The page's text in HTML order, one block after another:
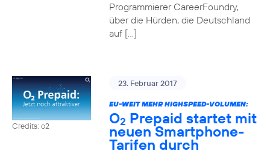
Programmierer CareerFoundry,
über die Hürden, die Deutschland
auf […]
Credits: o2
23. Februar 2017
EU-WEIT MEHR HIGHSPEED-VOLUMEN:
O2 Prepaid startet mit
neuen Smartphone-
Tarifen durch